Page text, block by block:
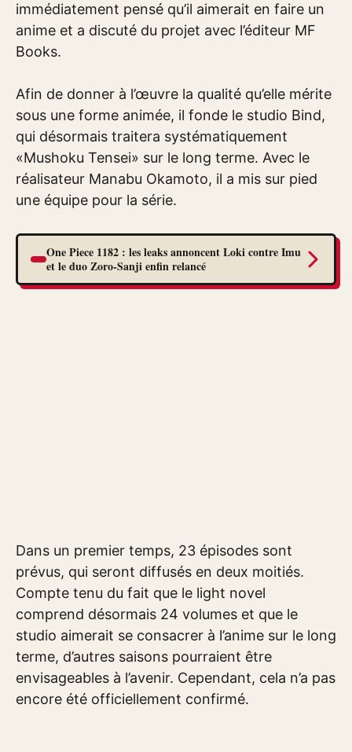
immédiatement pensé qu’il aimerait en faire un
anime et a discuté du projet avec l’éditeur MF
Books.
Afin de donner à l’œuvre la qualité qu’elle mérite
sous une forme animée, il fonde le studio Bind,
qui désormais traitera systématiquement
«Mushoku Tensei» sur le long terme. Avec le
réalisateur Manabu Okamoto, il a mis sur pied
une équipe pour la série.
One Piece 1182 : les leaks annoncent Loki contre Imu
et le duo Zoro-Sanji enfin relancé
Dans un premier temps, 23 épisodes sont
prévus, qui seront diffusés en deux moitiés.
Compte tenu du fait que le light novel
comprend désormais 24 volumes et que le
studio aimerait se consacrer à l’anime sur le long
terme, d’autres saisons pourraient être
envisageables à l’avenir. Cependant, cela n’a pas
encore été officiellement confirmé.